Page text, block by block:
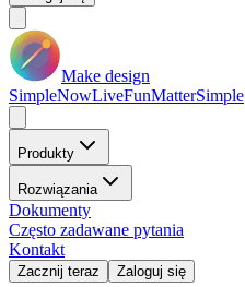
Make design
SimpleNowLiveFunMatterSimple
Produkty
Rozwiązania
Dokumenty
Często zadawane pytania
Kontakt
Zacznij teraz Zaloguj się